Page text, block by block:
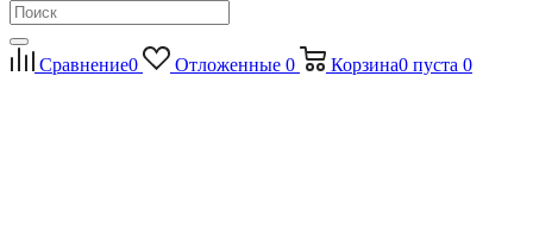
Сравнение0 Отложенные 0 Корзина0 пуста 0